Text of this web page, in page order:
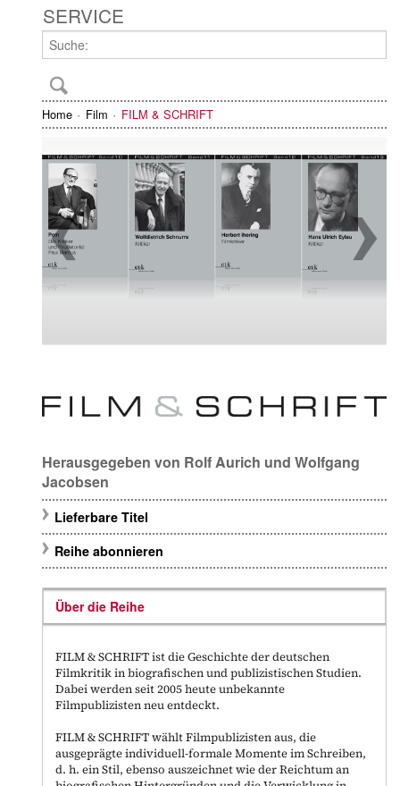
SERVICE
Home Film FILM & SCHRIFT
Herausgegeben von Rolf Aurich und Wolfgang
Jacobsen
Lieferbare Titel
Reihe abonnieren
Über die Reihe
FILM & SCHRIFT ist die Geschichte der deutschen
Filmkritik in biografischen und publizistischen Studien.
Dabei werden seit 2005 heute unbekannte
Filmpublizisten neu entdeckt.
FILM & SCHRIFT wählt Filmpublizisten aus, die
ausgeprägte individuell-formale Momente im Schreiben,
d. h. ein Stil, ebenso auszeichnet wie der Reichtum an